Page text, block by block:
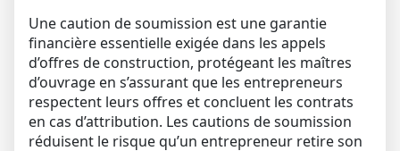
Une caution de soumission est une garantie
financière essentielle exigée dans les appels
d’offres de construction, protégeant les maîtres
d’ouvrage en s’assurant que les entrepreneurs
respectent leurs offres et concluent les contrats
en cas d’attribution. Les cautions de soumission
réduisent le risque qu’un entrepreneur retire son